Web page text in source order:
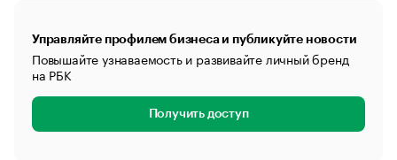
Управляйте профилем бизнеса и публикуйте новости
Повышайте узнаваемость и развивайте личный бренд
на РБК
Получить доступ